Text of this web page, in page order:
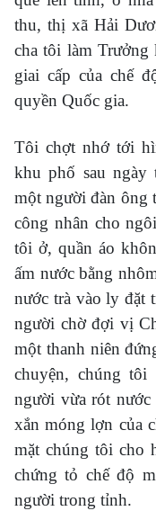
thu, thị xã Hải
cha tôi làm
giai cấp của chế
quyền Quốc gia.
Tôi chợt nhớ tới
khu phố sau
một người đàn ông
công nhân cho
tôi ở, quần áo
ấm nước bằng
nước trà vào ly đặt
người chờ đợi vị
một thanh niên
chuyện, chúng
người vừa rót nước
xắn móng lợn của
mặt chúng tôi cho
chứng tỏ chế độ
người trong tỉnh.